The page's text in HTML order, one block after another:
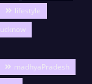
lifestyle
madhyaPradesh